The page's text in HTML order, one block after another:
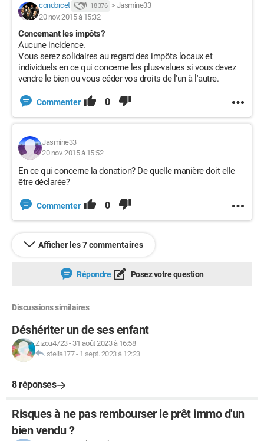
condorcet 18 376 > Jasmine33
20 nov. 2015 à 15:32
Concernant les impôts?
Aucune incidence.
Vous serez solidaires au regard des impôts locaux et
individuels en ce qui concerne les plus-values si vous devez
vendre le bien ou vous céder vos droits de l'un à l'autre.
Commenter 0
Jasmine33
20 nov. 2015 à 15:52
En ce qui concerne la donation? De quelle manière doit elle
être déclarée?
Commenter 0
Afficher les 7 commentaires
Répondre Posez votre question
Discussions similaires
Déshériter un de ses enfant
Zizou4723- 31 août 2023 à 16:58
stella177- 1 sept. 2023 à 12:23
8 réponses
Risques à ne pas rembourser le prêt immo d'un
bien vendu ?